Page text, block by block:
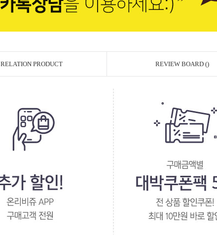
페이코 ID로
RELATION PRODUCT REVIEW BOARD ()